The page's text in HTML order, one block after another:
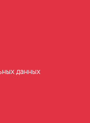
данных